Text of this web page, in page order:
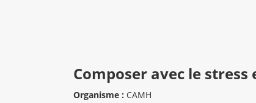
Composer avec le stress
Organisme : CAMH